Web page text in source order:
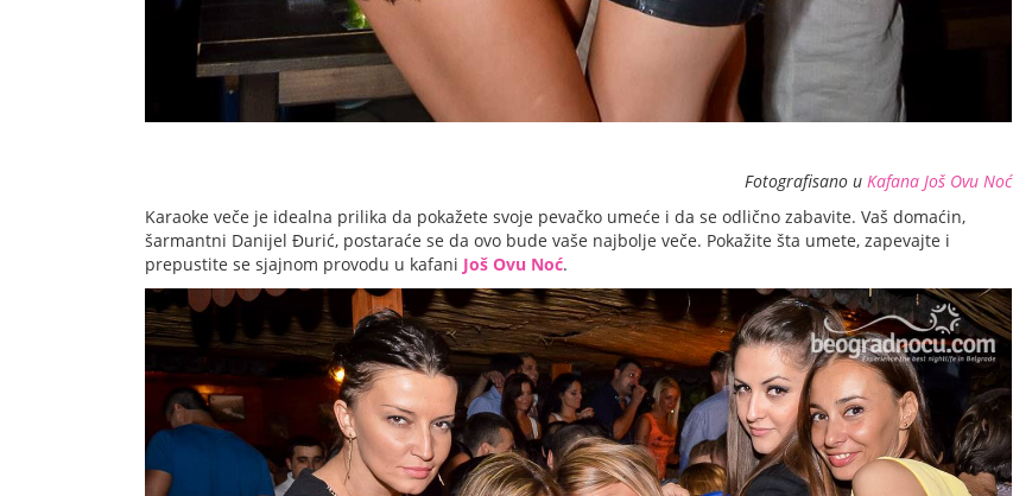
Fotografisano u Kafana Još Ovu Noć
Karaoke veče je idealna prilika da pokažete svoje pevačko umeće i da se odlično zabavite. Vaš domaćin,
šarmantni Danijel Đurić, postaraće se da ovo bude vaše najbolje veče. Pokažite šta umete, zapevajte i
prepustite se sjajnom provodu u kafani Još Ovu Noć.